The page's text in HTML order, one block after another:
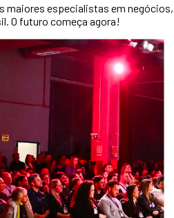
maiores especialistas em negócios,
O futuro começa agora!